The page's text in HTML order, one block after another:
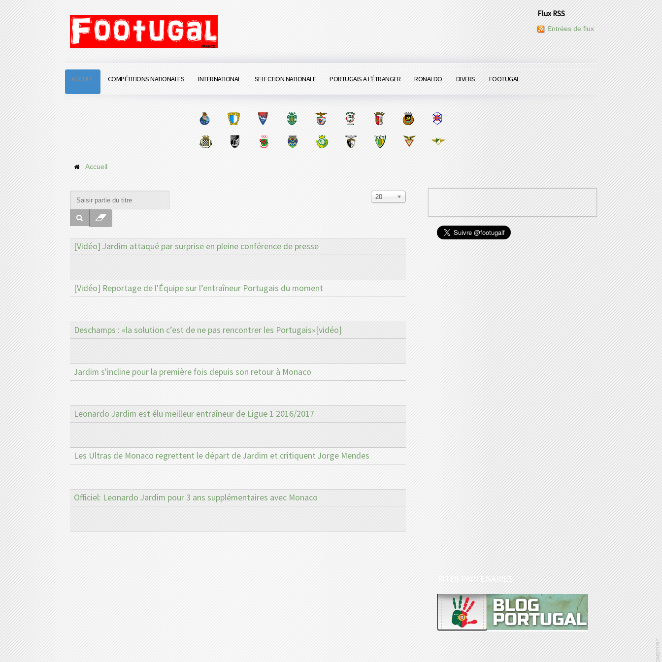
Flux RSS
Entrées de flux
ACCUEIL COMPÉTITIONS NATIONALES INTERNATIONAL SELECTION NATIONALE PORTUGAIS A L'ÉTRANGER RONALDO DIVERS FOOTUGAL
Accueil
20
[Vidéo] Jardim attaqué par surprise en pleine conférence de presse
[Vidéo] Reportage de l'Équipe sur l’entraîneur Portugais du moment
Deschamps : «la solution c’est de ne pas rencontrer les Portugais»[vidéo]
Jardim s'incline pour la première fois depuis son retour à Monaco
Leonardo Jardim est élu meilleur entraîneur de Ligue 1 2016/2017
Les Ultras de Monaco regrettent le départ de Jardim et critiquent Jorge Mendes
Officiel: Leonardo Jardim pour 3 ans supplémentaires avec Monaco
SITES PARTENAIRES